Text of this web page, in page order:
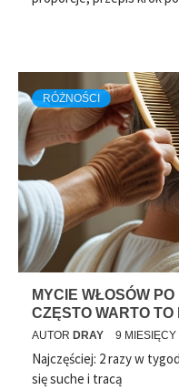
RÓŻNOŚCI
MYCIE WŁOSÓW
CZĘSTO WARTO TO
AUTOR DRAY 9 MIESIĘCY
Najczęściej: 2 razy w
się suche i tracą